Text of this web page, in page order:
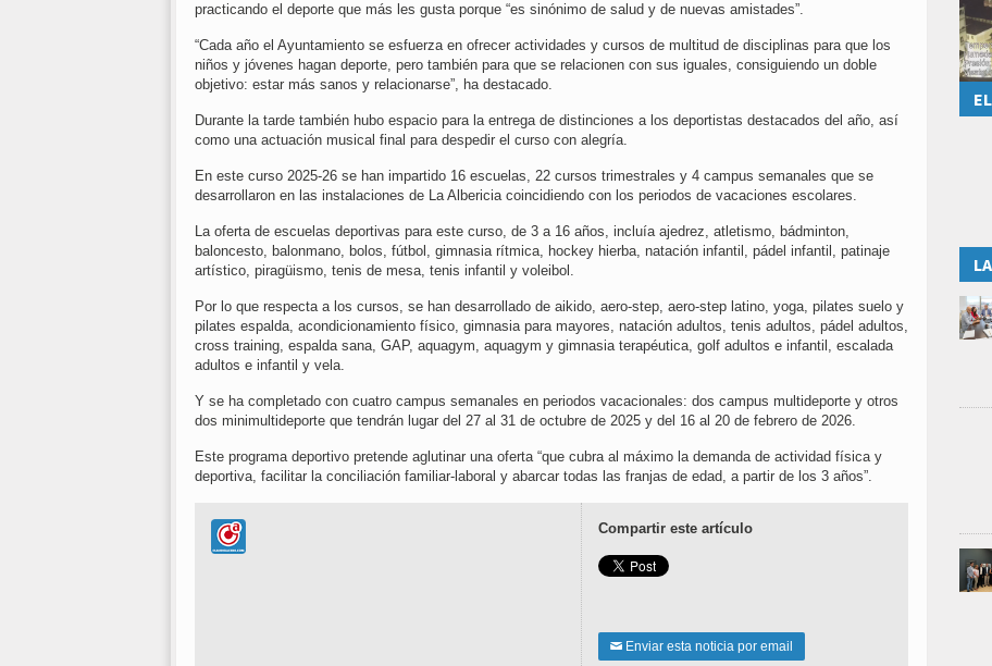
practicando el deporte que más les gusta porque “es sinónimo de salud y de nuevas amistades”.
“Cada año el Ayuntamiento se esfuerza en ofrecer actividades y cursos de multitud de disciplinas para que los
niños y jóvenes hagan deporte, pero también para que se relacionen con sus iguales, consiguiendo un doble
objetivo: estar más sanos y relacionarse”, ha destacado.
Durante la tarde también hubo espacio para la entrega de distinciones a los deportistas destacados del año, así
como una actuación musical final para despedir el curso con alegría.
En este curso 2025-26 se han impartido 16 escuelas, 22 cursos trimestrales y 4 campus semanales que se
desarrollaron en las instalaciones de La Albericia coincidiendo con los periodos de vacaciones escolares.
La oferta de escuelas deportivas para este curso, de 3 a 16 años, incluía ajedrez, atletismo, bádminton,
baloncesto, balonmano, bolos, fútbol, gimnasia rítmica, hockey hierba, natación infantil, pádel infantil, patinaje
artístico, piragüismo, tenis de mesa, tenis infantil y voleibol.
Por lo que respecta a los cursos, se han desarrollado de aikido, aero-step, aero-step latino, yoga, pilates suelo y
pilates espalda, acondicionamiento físico, gimnasia para mayores, natación adultos, tenis adultos, pádel adultos,
cross training, espalda sana, GAP, aquagym, aquagym y gimnasia terapéutica, golf adultos e infantil, escalada
adultos e infantil y vela.
Y se ha completado con cuatro campus semanales en periodos vacacionales: dos campus multideporte y otros
dos minimultideporte que tendrán lugar del 27 al 31 de octubre de 2025 y del 16 al 20 de febrero de 2026.
Este programa deportivo pretende aglutinar una oferta “que cubra al máximo la demanda de actividad física y
deportiva, facilitar la conciliación familiar-laboral y abarcar todas las franjas de edad, a partir de los 3 años”.
Compartir este artículo
✉ Enviar esta noticia por email